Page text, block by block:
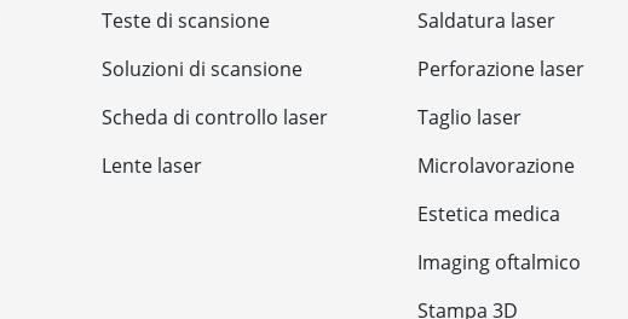
Teste di scansione
Soluzioni di scansione
Scheda di controllo laser
Lente laser
Saldatura laser
Perforazione laser
Taglio laser
Microlavorazione
Estetica medica
Imaging oftalmico
Stampa 3D